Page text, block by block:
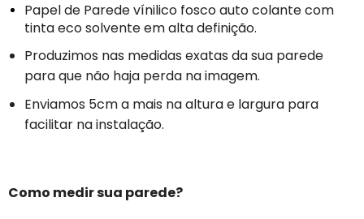
Papel de Parede vínilico fosco auto colante com
tinta eco solvente em alta definição.
Produzimos nas medidas exatas da sua parede
para que não haja perda na imagem.
Enviamos 5cm a mais na altura e largura para
facilitar na instalação.
Como medir sua parede?